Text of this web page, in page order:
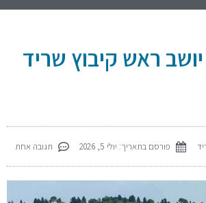
ראש קיבוץ שריד
פורסם בתאריך: יולי 5, 2026 תגובה אחת